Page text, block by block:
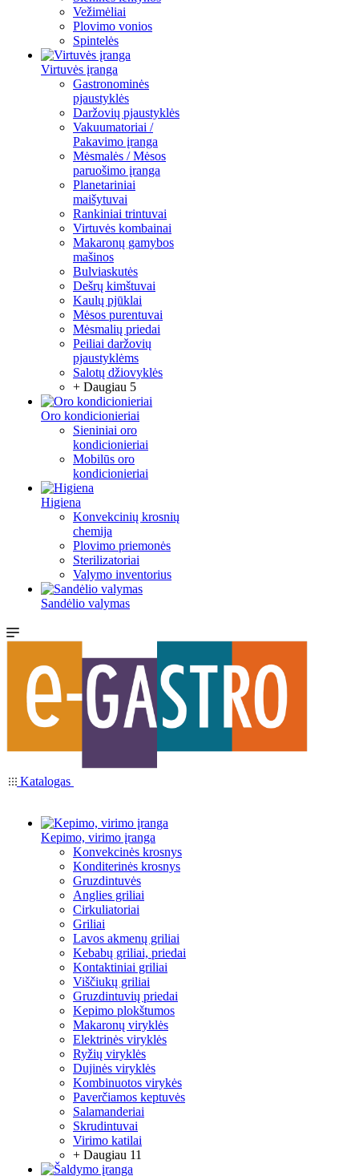
Vežimėliai
Plovimo vonios
Spintelės
Virtuvės įranga
Gastronominės
pjaustyklės
Daržovių pjaustyklės
Vakuumatoriai /
Pakavimo įranga
Mėsmalės / Mėsos
paruošimo įranga
Planetariniai
maišytuvai
Rankiniai trintuvai
Virtuvės kombainai
Makaronų gamybos
mašinos
Bulviaskutės
Dešrų kimštuvai
Kaulų pjūklai
Mėsos purentuvai
Mėsmalių priedai
Peiliai daržovių
pjaustyklėms
Salotų džiovyklės
+ Daugiau 5
Oro kondicionieriai
Sieniniai oro
kondicionieriai
Mobilūs oro
kondicionieriai
Higiena
Konvekcinių krosnių
chemija
Plovimo priemonės
Sterilizatoriai
Valymo inventorius
Sandėlio valymas
Katalogas
Kepimo, virimo įranga
Konvekcinės krosnys
Konditerinės krosnys
Gruzdintuvės
Anglies griliai
Cirkuliatoriai
Griliai
Lavos akmenų griliai
Kebabų griliai, priedai
Kontaktiniai griliai
Viščiukų griliai
Gruzdintuvių priedai
Kepimo plokštumos
Makaronų viryklės
Elektrinės viryklės
Ryžių viryklės
Dujinės viryklės
Kombinuotos virykės
Paverčiamos keptuvės
Salamanderiai
Skrudintuvai
Virimo katilai
+ Daugiau 11